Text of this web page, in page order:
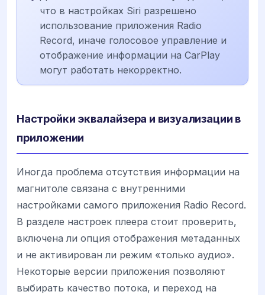
что в настройках Siri разрешено
использование приложения Radio
Record, иначе голосовое управление и
отображение информации на CarPlay
могут работать некорректно.
Настройки эквалайзера и визуализации в
приложении
Иногда проблема отсутствия информации на
магнитоле связана с внутренними
настройками самого приложения Radio Record.
В разделе настроек плеера стоит проверить,
включена ли опция отображения метаданных
и не активирован ли режим «только аудио».
Некоторые версии приложения позволяют
выбирать качество потока, и переход на